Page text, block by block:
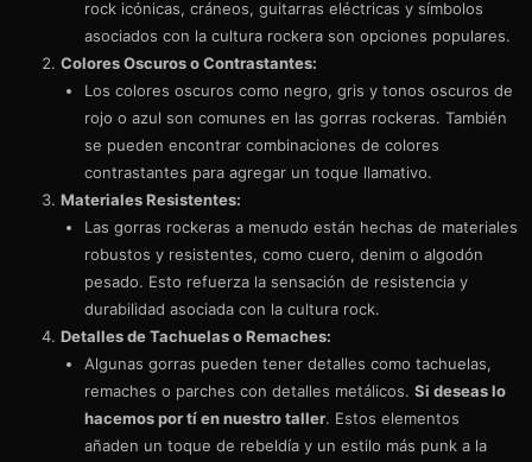
rock icónicas, cráneos, guitarras eléctricas y símbolos
asociados con la cultura rockera son opciones populares.
Colores Oscuros o Contrastantes:
Los colores oscuros como negro, gris y tonos oscuros de
rojo o azul son comunes en las gorras rockeras. También
se pueden encontrar combinaciones de colores
contrastantes para agregar un toque llamativo.
Materiales Resistentes:
Las gorras rockeras a menudo están hechas de materiales
robustos y resistentes, como cuero, denim o algodón
pesado. Esto refuerza la sensación de resistencia y
durabilidad asociada con la cultura rock.
Detalles de Tachuelas o Remaches:
Algunas gorras pueden tener detalles como tachuelas,
remaches o parches con detalles metálicos. Si deseas lo
hacemos por tí en nuestro taller. Estos elementos
añaden un toque de rebeldía y un estilo más punk a la